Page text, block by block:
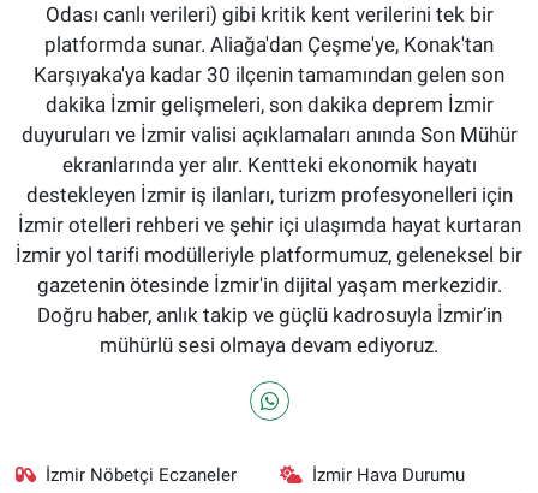
Odası canlı verileri) gibi kritik kent verilerini tek bir
platformda sunar. Aliağa'dan Çeşme'ye, Konak'tan
Karşıyaka'ya kadar 30 ilçenin tamamından gelen son
dakika İzmir gelişmeleri, son dakika deprem İzmir
duyuruları ve İzmir valisi açıklamaları anında Son Mühür
ekranlarında yer alır. Kentteki ekonomik hayatı
destekleyen İzmir iş ilanları, turizm profesyonelleri için
İzmir otelleri rehberi ve şehir içi ulaşımda hayat kurtaran
İzmir yol tarifi modülleriyle platformumuz, geleneksel bir
gazetenin ötesinde İzmir'in dijital yaşam merkezidir.
Doğru haber, anlık takip ve güçlü kadrosuyla İzmir’in
mühürlü sesi olmaya devam ediyoruz.
İzmir Nöbetçi Eczaneler İzmir Hava Durumu